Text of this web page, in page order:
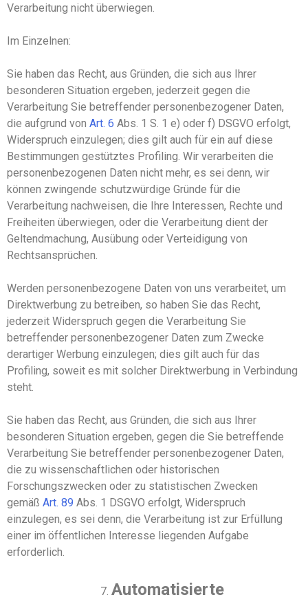
Verarbeitung nicht überwiegen.
Im Einzelnen:
Sie haben das Recht, aus Gründen, die sich aus Ihrer
besonderen Situation ergeben, jederzeit gegen die
Verarbeitung Sie betreffender personenbezogener Daten,
die aufgrund von Art. 6 Abs. 1 S. 1 e) oder f) DSGVO erfolgt,
Widerspruch einzulegen; dies gilt auch für ein auf diese
Bestimmungen gestütztes Profiling. Wir verarbeiten die
personenbezogenen Daten nicht mehr, es sei denn, wir
können zwingende schutzwürdige Gründe für die
Verarbeitung nachweisen, die Ihre Interessen, Rechte und
Freiheiten überwiegen, oder die Verarbeitung dient der
Geltendmachung, Ausübung oder Verteidigung von
Rechtsansprüchen.
Werden personenbezogene Daten von uns verarbeitet, um
Direktwerbung zu betreiben, so haben Sie das Recht,
jederzeit Widerspruch gegen die Verarbeitung Sie
betreffender personenbezogener Daten zum Zwecke
derartiger Werbung einzulegen; dies gilt auch für das
Profiling, soweit es mit solcher Direktwerbung in Verbindung
steht.
Sie haben das Recht, aus Gründen, die sich aus Ihrer
besonderen Situation ergeben, gegen die Sie betreffende
Verarbeitung Sie betreffender personenbezogener Daten,
die zu wissenschaftlichen oder historischen
Forschungszwecken oder zu statistischen Zwecken
gemäß Art. 89 Abs. 1 DSGVO erfolgt, Widerspruch
einzulegen, es sei denn, die Verarbeitung ist zur Erfüllung
einer im öffentlichen Interesse liegenden Aufgabe
erforderlich.
Automatisierte